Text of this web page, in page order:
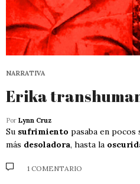
NARRATIVA
Erika
Por Lynn Cruz
Su sufrimiento pasaba en pocos
más desoladora, hasta la
1 COMENTARIO